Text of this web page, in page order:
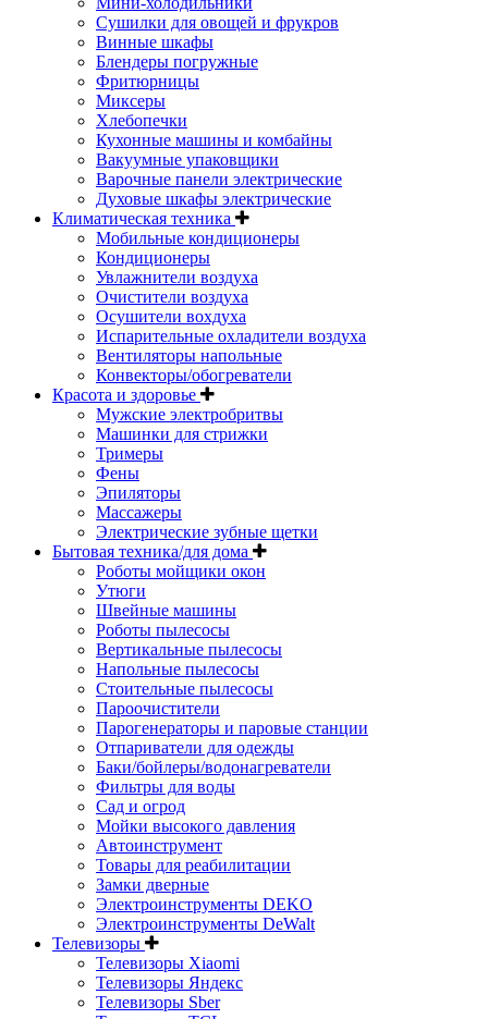
Сушилки для овощей и фрукров
Винные шкафы
Блендеры погружные
Фритюрницы
Миксеры
Хлебопечки
Кухонные машины и комбайны
Вакуумные упаковщики
Варочные панели электрические
Духовые шкафы электрические
Климатическая техника
Мобильные кондиционеры
Кондиционеры
Увлажнители воздуха
Очистители воздуха
Осушители вохдуха
Испарительные охладители воздуха
Вентиляторы напольные
Конвекторы/обогреватели
Красота и здоровье
Мужские электробритвы
Машинки для стрижки
Тримеры
Фены
Эпиляторы
Массажеры
Электрические зубные щетки
Бытовая техника/для дома
Роботы мойщики окон
Утюги
Швейные машины
Роботы пылесосы
Вертикальные пылесосы
Напольные пылесосы
Стоительные пылесосы
Пароочистители
Парогенераторы и паровые станции
Отпариватели для одежды
Баки/бойлеры/водонагреватели
Фильтры для воды
Сад и огрод
Мойки высокого давления
Автоинструмент
Товары для реабилитации
Замки дверные
Электроинструменты DEKO
Электроинструменты DeWalt
Телевизоры
Телевизоры Xiaomi
Телевизоры Яндекс
Телевизоры Sber